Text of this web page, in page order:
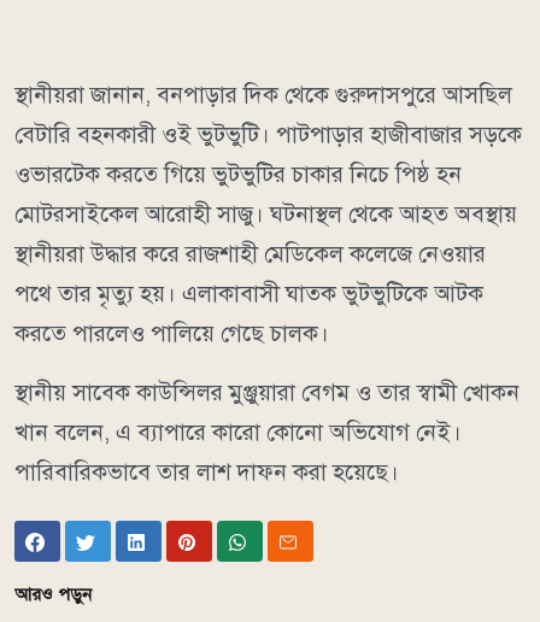
স্থানীয়রা জানান, বনপাড়ার দিক থেকে গুরুদাসপুরে আসছিল
বেটারি বহনকারী ওই ভুটভুটি। পাটপাড়ার হাজীবাজার সড়কে
ওভারটেক করতে গিয়ে ভুটভুটির চাকার নিচে পিষ্ঠ হন
মোটরসাইকেল আরোহী সাজু। ঘটনাস্থল থেকে আহত অবস্থায়
স্থানীয়রা উদ্ধার করে রাজশাহী মেডিকেল কলেজে নেওয়ার
পথে তার মৃত্যু হয়। এলাকাবাসী ঘাতক ভুটভুটিকে আটক
করতে পারলেও পালিয়ে গেছে চালক।
স্থানীয় সাবেক কাউন্সিলর মুঞ্জুয়ারা বেগম ও তার স্বামী খোকন
খান বলেন, এ ব্যাপারে কারো কোনো অভিযোগ নেই।
পারিবারিকভাবে তার লাশ দাফন করা হয়েছে।
আরও পড়ুন